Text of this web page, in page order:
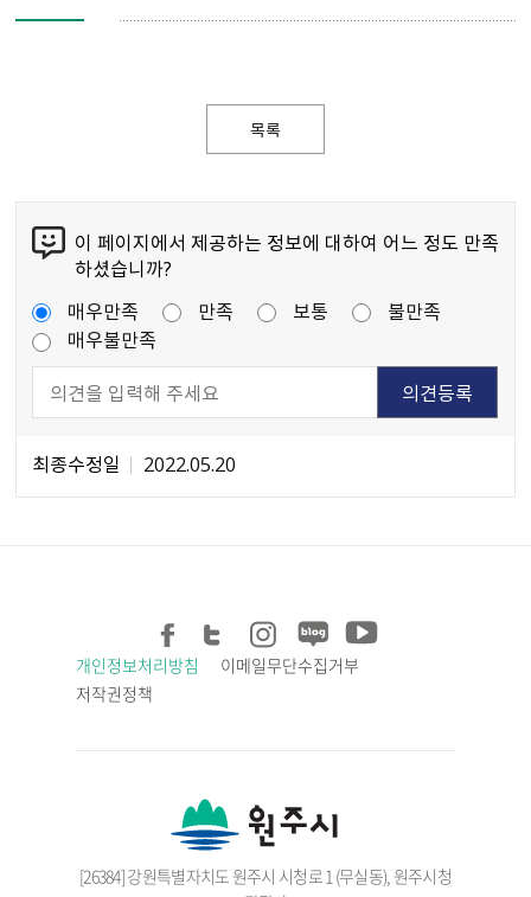
목록
이 페이지에서 제공하는 정보에 대하여 어느 정도 만족
하셨습니까?
매우만족
만족 보통
불만족
매우불만족
최종수정일 2022.05.20
개인정보처리방침
이메일무단수집거부
저작권정책
[26384] 강원특별자치도 원주시 시청로 1 (무실동), 원주시청